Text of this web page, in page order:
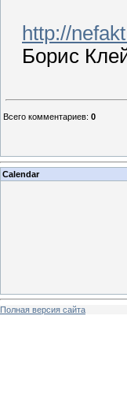
http://
Борис
Всего комментариев: 0
Calendar
Полная версия сайта